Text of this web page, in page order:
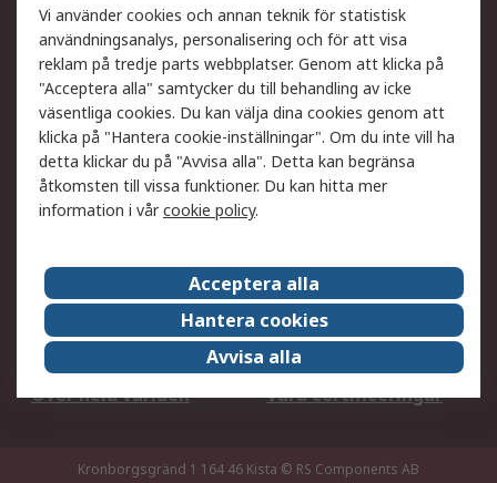
Ditt lokala säljteam
Exportlösningar
Support
Få hjälp
Retur av varor
Leverans
Spåra din order
Begär en fakturakopi
Fördelar med RS-konto
Betalningsalternativ
Om RS
Försäljningsvillkor
Det juridiska
Press Centre
Jobba hos RS
ESG
Över hela världen
Våra certificeringar
Kronborgsgränd 1 164 46 Kista © RS Components AB
Vi använder cookies och annan teknik för statistisk
användningsanalys, personalisering och för att visa
reklam på tredje parts webbplatser. Genom att klicka på
"Acceptera alla" samtycker du till behandling av icke
väsentliga cookies. Du kan välja dina cookies genom att
klicka på "Hantera cookie-inställningar". Om du inte vill ha
detta klickar du på "Avvisa alla". Detta kan begränsa
åtkomsten till vissa funktioner. Du kan hitta mer
information i vårcookie policy.
Acceptera alla
Hantera cookies
Avvisa alla